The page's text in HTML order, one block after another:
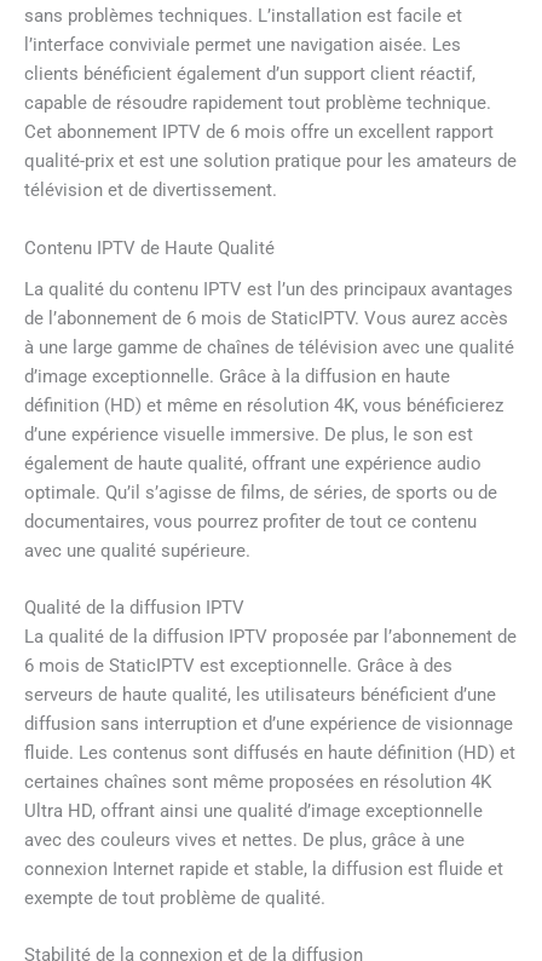
sans problèmes techniques. L’installation est facile et
l’interface conviviale permet une navigation aisée. Les
clients bénéficient également d’un support client réactif,
capable de résoudre rapidement tout problème technique.
Cet abonnement IPTV de 6 mois offre un excellent rapport
qualité-prix et est une solution pratique pour les amateurs de
télévision et de divertissement.
Contenu IPTV de Haute Qualité
La qualité du contenu IPTV est l’un des principaux avantages
de l’abonnement de 6 mois de StaticIPTV. Vous aurez accès
à une large gamme de chaînes de télévision avec une qualité
d’image exceptionnelle. Grâce à la diffusion en haute
définition (HD) et même en résolution 4K, vous bénéficierez
d’une expérience visuelle immersive. De plus, le son est
également de haute qualité, offrant une expérience audio
optimale. Qu’il s’agisse de films, de séries, de sports ou de
documentaires, vous pourrez profiter de tout ce contenu
avec une qualité supérieure.
Qualité de la diffusion IPTV
La qualité de la diffusion IPTV proposée par l’abonnement de
6 mois de StaticIPTV est exceptionnelle. Grâce à des
serveurs de haute qualité, les utilisateurs bénéficient d’une
diffusion sans interruption et d’une expérience de visionnage
fluide. Les contenus sont diffusés en haute définition (HD) et
certaines chaînes sont même proposées en résolution 4K
Ultra HD, offrant ainsi une qualité d’image exceptionnelle
avec des couleurs vives et nettes. De plus, grâce à une
connexion Internet rapide et stable, la diffusion est fluide et
exempte de tout problème de qualité.
Stabilité de la connexion et de la diffusion